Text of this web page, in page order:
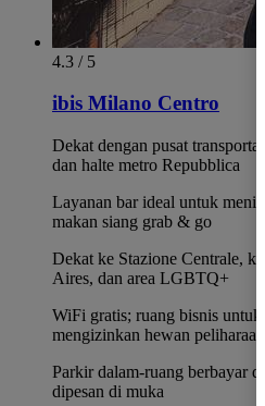
4.3 / 5
ibis Milano Centro
Dekat dengan pusat
dan halte metro Repubblica
Layanan bar ideal untuk
makan siang grab & go
Dekat ke Stazione Centrale,
Aires, dan area LGBTQ+
WiFi gratis; ruang bisnis untuk
mengizinkan hewan
Parkir dalam-ruang berbayar
dipesan di muka